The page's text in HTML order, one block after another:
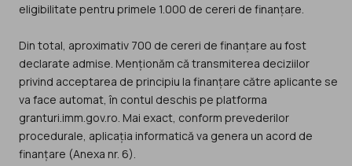
eligibilitate pentru primele 1.000 de cereri de finanțare.
Din total, aproximativ 700 de cereri de finanțare au fost
declarate admise. Menționăm că transmiterea deciziilor
privind acceptarea de principiu la finanțare către aplicante se
va face automat, în contul deschis pe platforma
granturi.imm.gov.ro. Mai exact, conform prevederilor
procedurale, aplicația informatică va genera un acord de
finanțare (Anexa nr. 6).